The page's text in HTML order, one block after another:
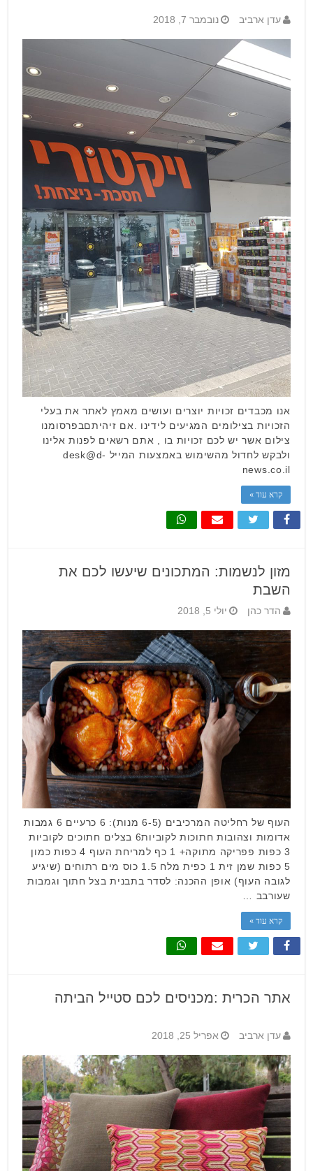
עדן ארביב נובמבר 7, 2018
אנו מכבדים זכויות יוצרים ועושים מאמץ לאתר את בעלי
הזכויות בצילומים המגיעים לידינו .אם זיהיתםבפרסומנו
צילום אשר יש לכם זכויות בו , אתם רשאים לפנות אלינו
ולבקש לחדול מהשימוש באמצעות המייל desk@d-
news.co.il
קרא עוד »
מזון לנשמות: המתכונים שיעשו לכם את
השבת
הדר כהן יולי 5, 2018
העוף של רחליטה המרכיבים (6-5 מנות): 6 כרעיים 6 גמבות
אדומות וצהובות חתוכות לקוביות6 בצלים חתוכים לקוביות
3 כפות פפריקה מתוקה+ 1 כף למריחת העוף 4 כפות כמון
5 כפות שמן זית 1 כפית מלח 1.5 כוס מים רתוחים (שיגיע
לגובה העוף) אופן ההכנה: לסדר בתבנית בצל חתוך וגמבות
שעורבב …
קרא עוד »
אתר הכרית :מכניסים לכם סטייל הביתה
עדן ארביב אפריל 25, 2018